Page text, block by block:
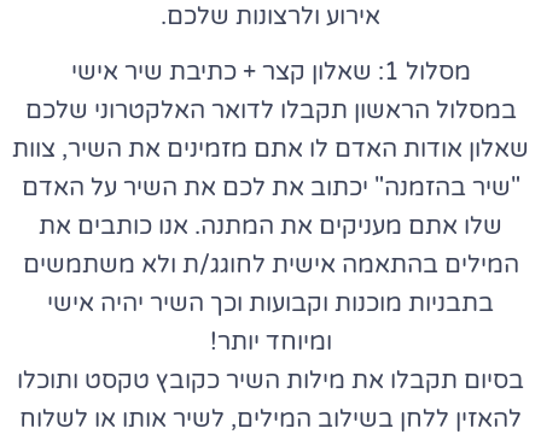
אירוע ולרצונות שלכם.
מסלול 1: שאלון קצר + כתיבת שיר אישי
במסלול הראשון תקבלו לדואר האלקטרוני שלכם
שאלון אודות האדם לו אתם מזמינים את השיר, צוות
"שיר בהזמנה" יכתוב את לכם את השיר על האדם
שלו אתם מעניקים את המתנה. אנו כותבים את
המילים בהתאמה אישית לחוגג/ת ולא משתמשים
בתבניות מוכנות וקבועות וכך השיר יהיה אישי
ומיוחד יותר!
בסיום תקבלו את מילות השיר כקובץ טקסט ותוכלו
להאזין ללחן בשילוב המילים, לשיר אותו או לשלוח